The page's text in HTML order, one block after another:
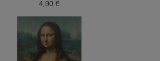
Prix ​​actuel
4,90 €